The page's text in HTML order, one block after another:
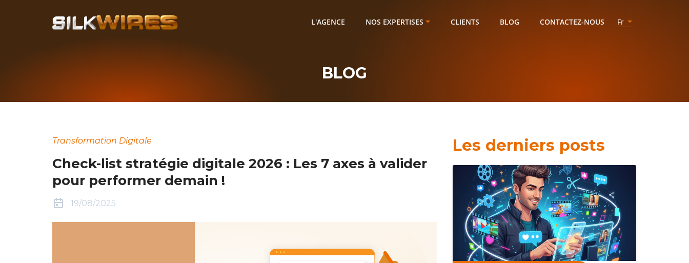
L'AGENCE NOS EXPERTISES CLIENTS BLOG CONTACTEZ-NOUS Fr
BLOG
Transformation Digitale
Check-list stratégie digitale 2026 : Les 7 axes à valider
pour performer demain !
19/08/2025
Les derniers posts